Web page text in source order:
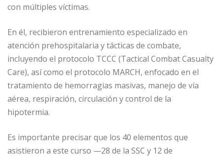
con múltiples víctimas.
En él, recibieron entrenamiento especializado en
atención prehospitalaria y tácticas de combate,
incluyendo el protocolo TCCC (Tactical Combat Casualty
Care), así como el protocolo MARCH, enfocado en el
tratamiento de hemorragias masivas, manejo de vía
aérea, respiración, circulación y control de la
hipotermia.
Es importante precisar que los 40 elementos que
asistieron a este curso —28 de la SSC y 12 de